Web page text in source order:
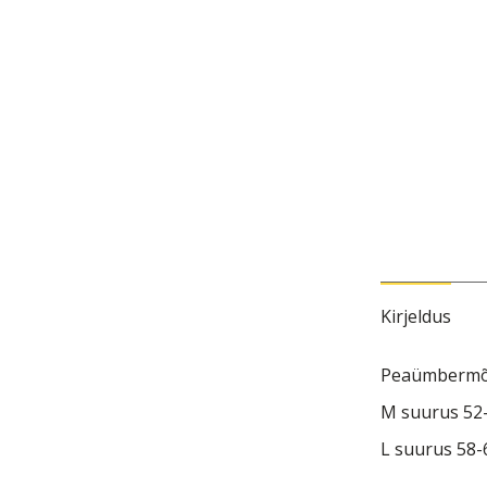
Kirjeldus
M suurus
L suurus 58-